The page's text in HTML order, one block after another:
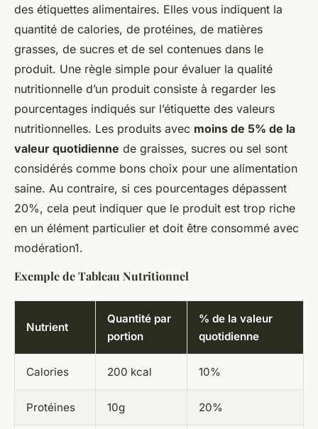
des étiquettes alimentaires. Elles vous indiquent la
quantité de calories, de protéines, de matières
grasses, de sucres et de sel contenues dans le
produit. Une règle simple pour évaluer la qualité
nutritionnelle d’un produit consiste à regarder les
pourcentages indiqués sur l’étiquette des valeurs
nutritionnelles. Les produits avec moins de 5% de la
valeur quotidienne de graisses, sucres ou sel sont
considérés comme bons choix pour une alimentation
saine. Au contraire, si ces pourcentages dépassent
20%, cela peut indiquer que le produit est trop riche
en un élément particulier et doit être consommé avec
modération1.
Exemple de Tableau Nutritionnel
Nutrient
Quantité par
portion
% de la valeur
quotidienne
Calories 200 kcal 10%
Protéines 10g 20%